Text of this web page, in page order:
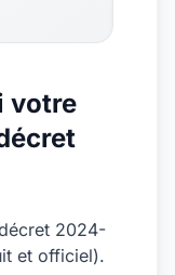
votre
2024-
et officiel).